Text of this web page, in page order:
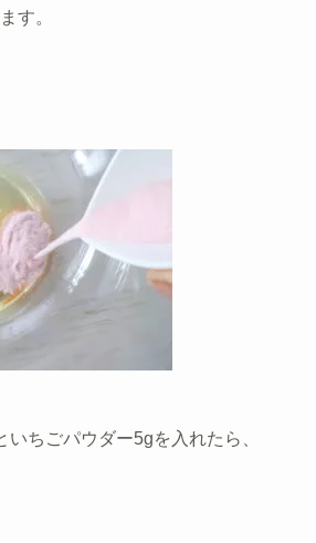
す。
ちごパウダー5gを入れたら、